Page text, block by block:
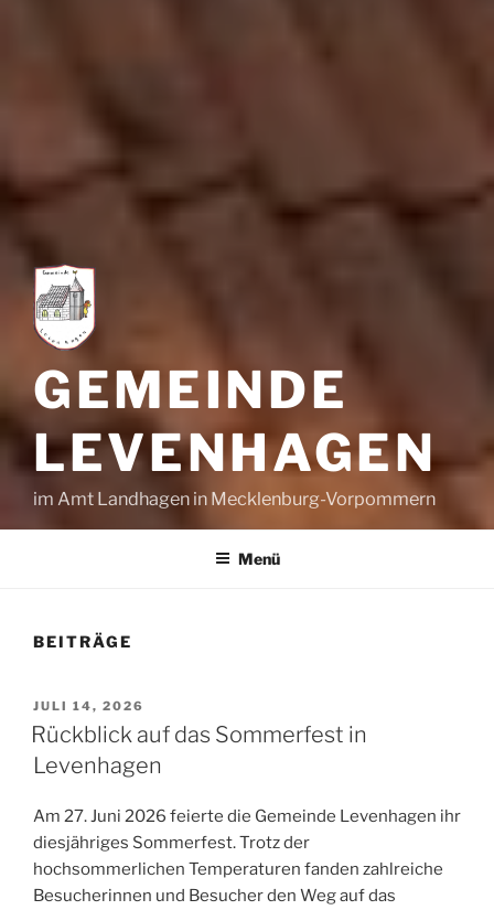
GEMEINDE
LEVENHAGEN
im Amt Landhagen in Mecklenburg-Vorpommern
Menü
BEITRÄGE
VERÖFFENTLICHT
AM
JULI 14, 2026
Rückblick auf das Sommerfest in
Levenhagen
Am 27. Juni 2026 feierte die Gemeinde Levenhagen ihr
diesjähriges Sommerfest. Trotz der
hochsommerlichen Temperaturen fanden zahlreiche
Besucherinnen und Besucher den Weg auf das